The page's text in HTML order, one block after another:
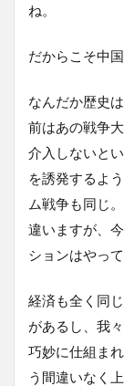
ね。
だからこそ中
なんだか歴史
前はあの戦争
介入しないと
を誘発するよ
ム戦争も同じ
違いますが、
ションはやっ
経済も全く同
があるし、我
巧妙に仕組ま
う間違いなく